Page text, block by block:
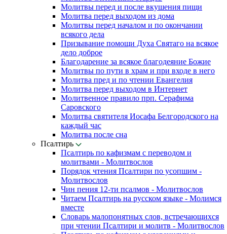
Молитвы перед и после вкушения пищи
Молитва перед выходом из дома
Молитвы перед началом и по окончании
всякого дела
Призывание помощи Духа Святаго на всякое
дело доброе
Благодарение за всякое благодеяние Божие
Молитвы по пути в храм и при входе в него
Молитва пред и по чтении Евангелия
Молитва перед выходом в Интернет
Молитвенное правило прп. Серафима
Саровского
Молитва святителя Иосафа Белгородского на
каждый час
Молитва после сна
Псалтирь
Псалтирь по кафизмам с переводом и
молитвами - Молитвослов
Порядок чтения Псалтири по усопшим -
Молитвослов
Чин пения 12-ти псалмов - Молитвослов
Читаем Псалтирь на русском языке - Молимся
вместе
Словарь малопонятных слов, встречающихся
при чтении Псалтири и молитв - Молитвослов